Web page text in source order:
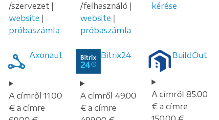
/szervezet |
website |
próbaszámla
/felhasználó |
website |
próbaszámla
kérése
Axonaut
A címről 11.00
€ a címre
Bitrix24
A címről 49.00
€ a címre
BuildOut
A címről 85.00
€ a címre